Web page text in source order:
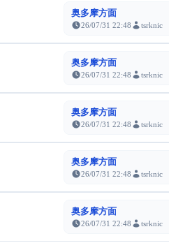
奥多摩方面
26/07/31 22:48 tsrknic
奥多摩方面
26/07/31 22:48 tsrknic
奥多摩方面
26/07/31 22:48 tsrknic
奥多摩方面
26/07/31 22:48 tsrknic
奥多摩方面
26/07/31 22:48 tsrknic